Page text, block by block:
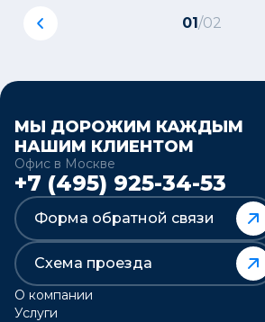
01/02
МЫ ДОРОЖИМ КАЖДЫМ
НАШИМ КЛИЕНТОМ
Офис в Москве
+7 (495) 925-34-53
Форма обратной связи
Схема проезда
О компании
Услуги